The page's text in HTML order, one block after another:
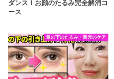
ダンス！お顔のたるみ完全解消コ
ース
目の下のたるみ・目元のケア